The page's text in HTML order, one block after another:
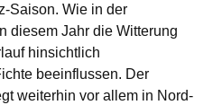
Saison. Wie in der
diesem Jahr die Witterung
hinsichtlich
beeinflussen. Der
weiterhin vor allem in Nord-